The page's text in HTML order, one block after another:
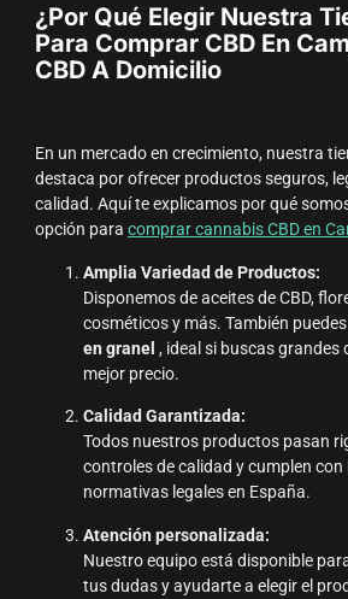
¿Por Qué Elegir Nuestra
Para Comprar CBD En
CBD A Domicilio
En un mercado en crecimiento, nuestra
destaca por ofrecer productos seguros,
calidad. Aquí te explicamos por qué
opción para comprar cannabis CBD en
Amplia Variedad de Productos:
Disponemos de aceites de CBD,
cosméticos y más. También puedes
en granel , ideal si buscas grandes
mejor precio.
Calidad Garantizada:
Todos nuestros productos pasan
controles de calidad y cumplen con
normativas legales en España.
Atención personalizada:
Nuestro equipo está disponible
tus dudas y ayudarte a elegir el